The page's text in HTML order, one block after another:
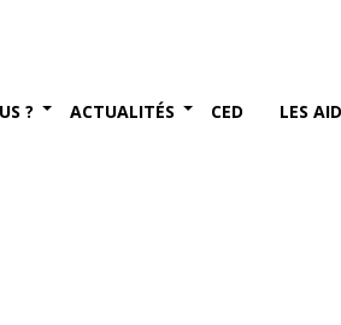
? ACTUALITÉS CED LES